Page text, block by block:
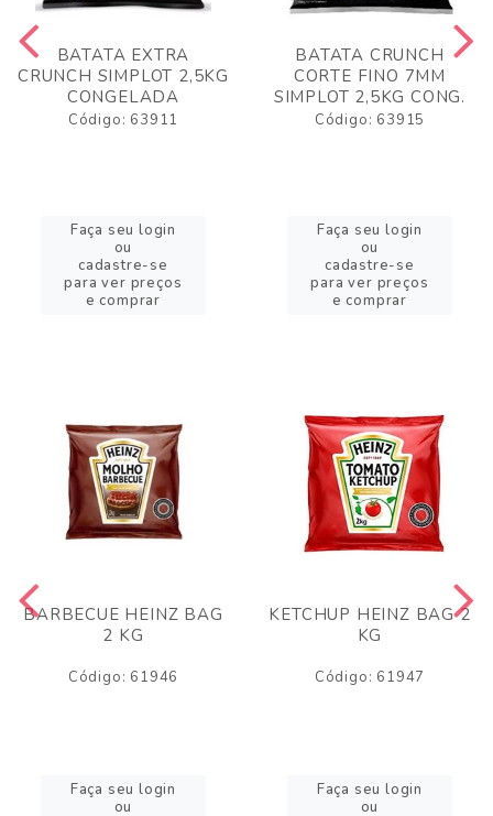
BATATA EXTRA
CRUNCH SIMPLOT 2,5KG
CONGELADA
Código: 63911
Faça seu login
ou
cadastre-se
para ver preços
e comprar
BATATA CRUNCH
CORTE FINO 7MM
SIMPLOT 2,5KG CONG.
Código: 63915
Faça seu login
ou
cadastre-se
para ver preços
e comprar
BARBECUE HEINZ BAG
2 KG
Código: 61946
Faça seu login
ou
KETCHUP HEINZ BAG 2
KG
Código: 61947
Faça seu login
ou